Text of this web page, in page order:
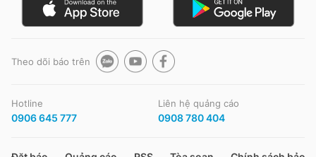
Theo dõi báo trên
Hotline
0906 645 777
Liên hệ quảng cáo
0908 780 404